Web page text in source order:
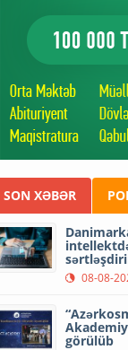
SON XƏBƏR
08-08-
görülüb